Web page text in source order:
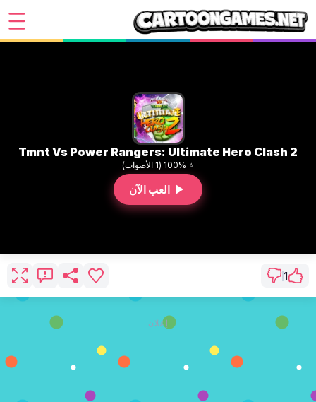
Tmnt Vs Power Rangers: Ultimate Hero Clash 2
⭐ 100% (1 الأصوات)
العب الآن
1
إعلان